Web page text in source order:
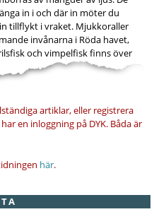
in i och där in möter du
tillflykt i vraket. Mjukkoraller
invånarna i Röda havet,
och vimpelfisk finns över
artiklar, eller registrera
en inloggning på DYK. Båda är
här.